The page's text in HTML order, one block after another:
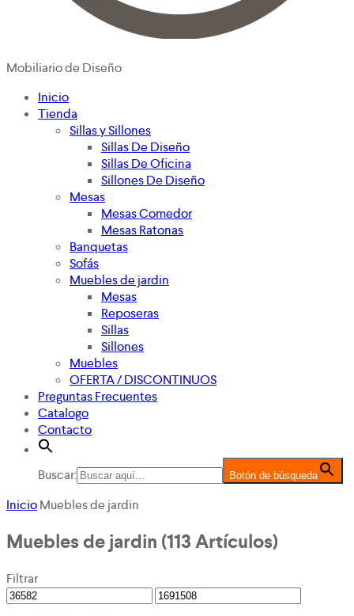
Mobiliario de Diseño
Inicio
Tienda
Sillas y Sillones
Sillas De Diseño
Sillas De Oficina
Sillones De Diseño
Mesas
Mesas Comedor
Mesas Ratonas
Banquetas
Sofás
Muebles de jardin
Mesas
Reposeras
Sillas
Sillones
Muebles
OFERTA / DISCONTINUOS
Preguntas Frecuentes
Catalogo
Contacto
Buscar: Botón de búsqueda
InicioMuebles de jardin
Muebles de jardin (113 Artículos)
Filtrar